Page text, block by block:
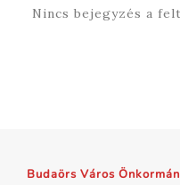
Nincs bejegyzés a
Budaörs Város